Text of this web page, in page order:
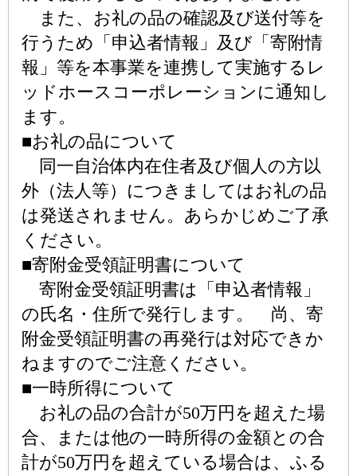
また、お礼の品の確認及び送付等を
行うため「申込者情報」及び「寄附情
報」等を本事業を連携して実施するレ
ッドホースコーポレーションに通知し
ます。
■お礼の品について
同一自治体内在住者及び個人の方以
外（法人等）につきましてはお礼の品
は発送されません。あらかじめご了承
ください。
■寄附金受領証明書について
寄附金受領証明書は「申込者情報」
の氏名・住所で発行します。 尚、寄
附金受領証明書の再発行は対応できか
ねますのでご注意ください。
■一時所得について
お礼の品の合計が50万円を超えた場
合、または他の一時所得の金額との合
計が50万円を超えている場合は、ふる